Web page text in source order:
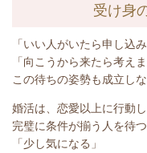
受け身
「いい人がいたら申し込み
「向こうから来たら考えま
この待ちの姿勢も成立し
婚活は、恋愛以上に行動
完璧に条件が揃う人を待つ
「少し気になる」